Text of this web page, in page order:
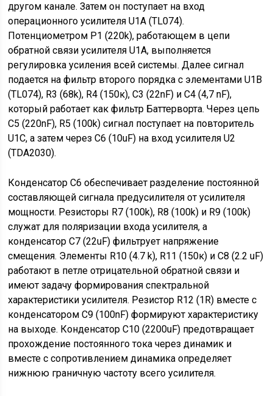
другом канале. Затем он поступает на вход
операционного усилителя U1A (TL074).
Потенциометром P1 (220k), работающем в цепи
обратной связи усилителя U1A, выполняется
регулировка усиления всей системы. Далее сигнал
подается на фильтр второго порядка с элементами U1B
(TL074), R3 (68k), R4 (150к), C3 (22nF) и C4 (4,7 nF),
который работает как фильтр Баттерворта. Через цепь
C5 (220nF), R5 (100k) сигнал поступает на повторитель
U1C, а затем через C6 (10uF) на вход усилителя U2
(TDA2030).
Конденсатор С6 обеспечивает разделение постоянной
составляющей сигнала предусилителя от усилителя
мощности. Резисторы R7 (100k), R8 (100k) и R9 (100k)
служат для поляризации входа усилителя, а
конденсатор C7 (22uF) фильтрует напряжение
смещения. Элементы R10 (4.7 k), R11 (150к) и C8 (2.2 uF)
работают в петле отрицательной обратной связи и
имеют задачу формирования спектральной
характеристики усилителя. Резистор R12 (1R) вместе с
конденсатором C9 (100nF) формируют характеристику
на выходе. Конденсатор C10 (2200uF) предотвращает
прохождение постоянного тока через динамик и
вместе с сопротивлением динамика определяет
нижнюю граничную частоту всего усилителя.